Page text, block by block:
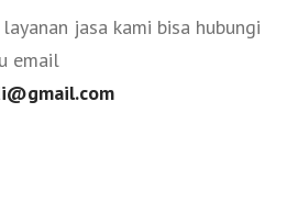
jasa kami bisa hubungi
email